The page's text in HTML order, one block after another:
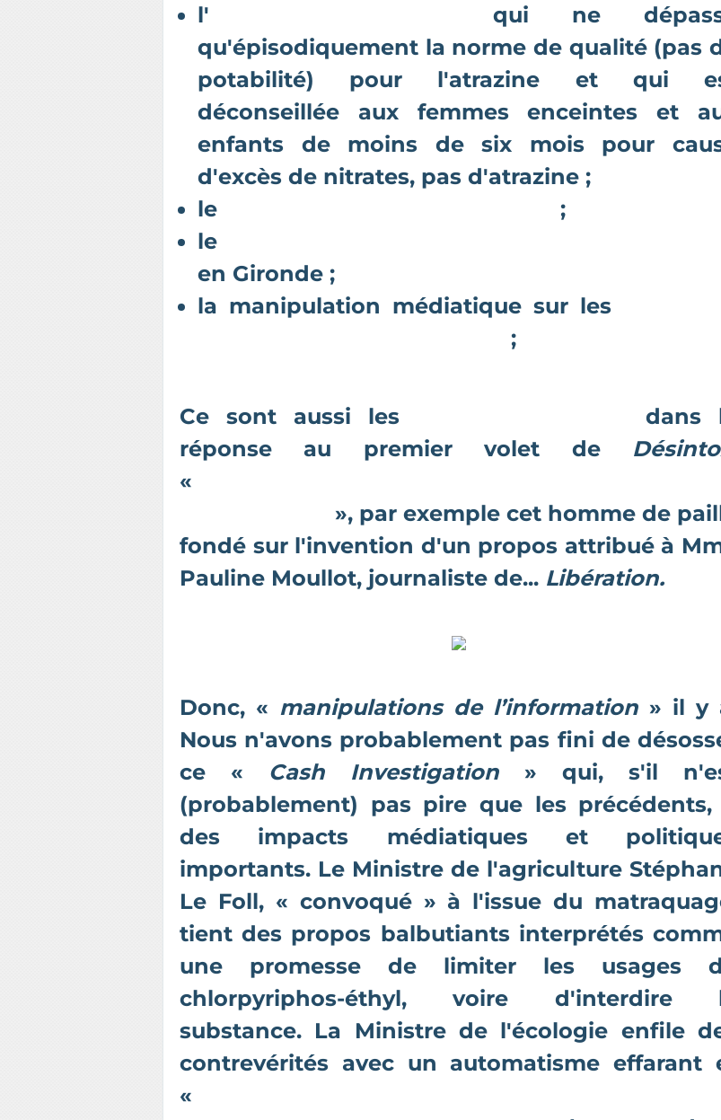
l'
qui ne
qu'épisodiquement la norme de qualité (pas
potabilité) pour l'atrazine et qui
déconseillée aux femmes enceintes et
enfants de moins de six mois pour
d'excès de nitrates, pas d'atrazine ;
le
;
le
en Gironde ;
la manipulation médiatique sur les
;
Ce sont aussi les
dans
réponse au premier volet de
«
», par exemple cet homme de
fondé sur l'invention d'un propos attribué à
Pauline Moullot, journaliste de... Libération.
Donc, « manipulations de l’information » il y
Nous n'avons probablement pas fini de
ce « Cash Investigation » qui, s'il
(probablement) pas pire que les précédents,
des impacts médiatiques et
importants. Le Ministre de l'agriculture
Le Foll, « convoqué » à l'issue du
tient des propos balbutiants interprétés
une promesse de limiter les usages
chlorpyriphos-éthyl, voire d'interdire
substance. La Ministre de l'écologie enfile
contrevérités avec un automatisme effarant
«